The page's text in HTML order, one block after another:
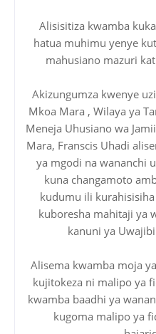
Alisisitiza kwamba
hatua muhimu yenye
mahusiano mazuri
Akizungumza kwenye
Mkoa Mara , Wilaya ya
Meneja Uhusiano wa
Mara, Franscis Uhadi
ya mgodi na wananchi
kuna changamoto
kudumu ili
kuboresha mahitaji ya
kanuni ya
Alisema kwamba moja
kujitokeza ni malipo ya
kwamba baadhi ya
kugoma malipo ya